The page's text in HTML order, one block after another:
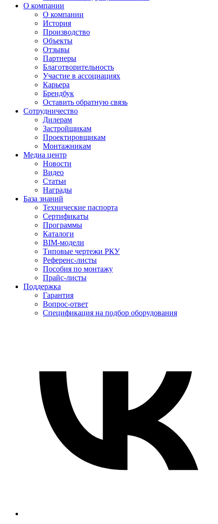
О компании
О компании
История
Производство
Объекты
Отзывы
Партнеры
Благотворительность
Участие в ассоциациях
Карьера
Брендбук
Оставить обратную связь
Сотрудничество
Дилерам
Застройщикам
Проектировщикам
Монтажникам
Медиа центр
Новости
Видео
Статьи
Награды
База знаний
Технические паспорта
Сертификаты
Программы
Каталоги
BIM-модели
Типовые чертежи РКУ
Референс-листы
Пособия по монтажу
Прайс-листы
Поддержка
Гарантия
Вопрос-ответ
Спецификация на подбор оборудования